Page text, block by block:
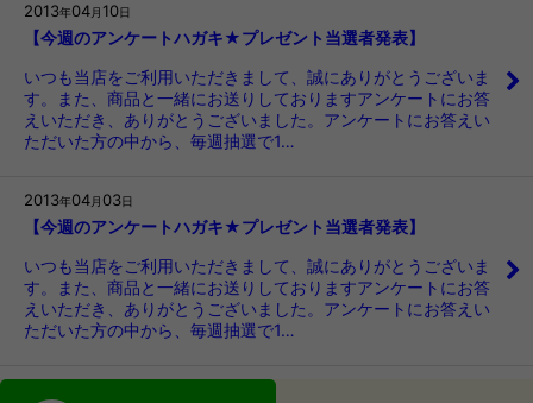
2013年04月 10日
【今週のアンケートハガキ★プレゼント当選者発表】
いつも当店をご利用いただきまして、誠にありがとうございま
す。また、商品と一緒にお送りしておりますアンケートにお答
えいただき、ありがとうございました。アンケートにお答えい
ただいた方の中から、毎週抽選で1…
2013年04月 03日
【今週のアンケートハガキ★プレゼント当選者発表】
いつも当店をご利用いただきまして、誠にありがとうございま
す。また、商品と一緒にお送りしておりますアンケートにお答
えいただき、ありがとうございました。アンケートにお答えい
ただいた方の中から、毎週抽選で1…